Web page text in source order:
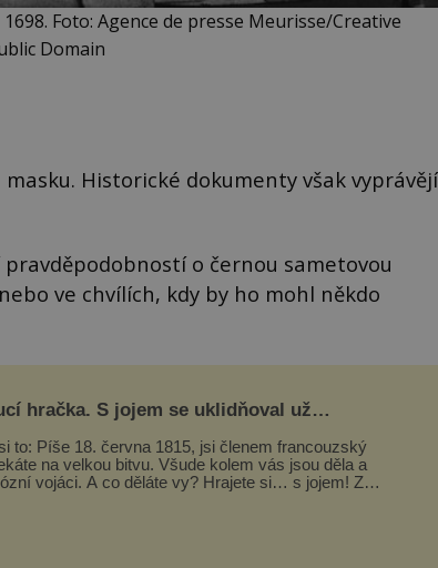
Foto: Agence de presse Meurisse/Creative
Domain
Historické dokumenty však vyprávějí
o černou sametovou
ve chvílích, kdy by ho mohl někdo
hračka. S jojem se uklidňoval už
to: Píše 18. června 1815, jsi členem francouzský
na velkou bitvu. Všude kolem vás jsou děla a
vojáci. A co děláte vy? Hrajete si… s jojem! Zdá